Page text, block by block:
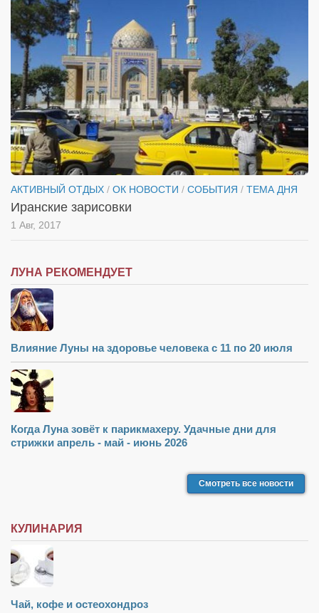
Туризм
«Траверс» — экипировочный центр
Журналисты
Александр Гвоздик
Александр Кугук
Музыканты
Евгений Касьяненко
Денис Федченко
Звукорежиссёры
Guitarproduction Studio
Писатели
Поэты
Режиссёры
Художники
Леонтий Костур
Сергей Степанов
Гостиная
АКТИВНЫЙ ОТДЫХ / ОК НОВОСТИ / СОБЫТИЯ / ТЕМА ДНЯ
Иранские зарисовки
1 Авг, 2017
ЛУНА РЕКОМЕНДУЕТ
Влияние Луны на здоровье человека с 11 по 20 июля
Когда Луна зовёт к парикмахеру. Удачные дни для
стрижки апрель - май - июнь 2026
Смотреть все новости
КУЛИНАРИЯ
Чай, кофе и остеохондроз